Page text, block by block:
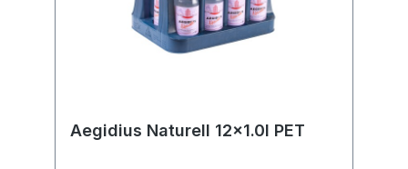
Aegidius Naturell 12x1.0l PET